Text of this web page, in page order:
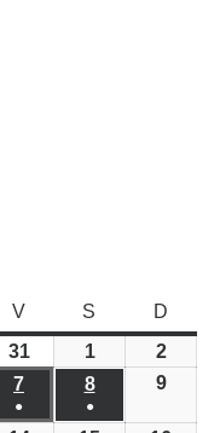
VVENDREDI
S SAMEDID
31
juillet
1 2
août
7
●
88
●
99